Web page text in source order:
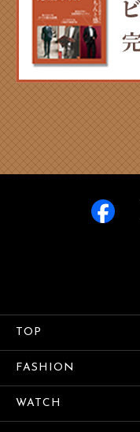
TOP
FASHION
WATCH